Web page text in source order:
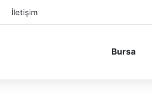
İletişim
Bursa